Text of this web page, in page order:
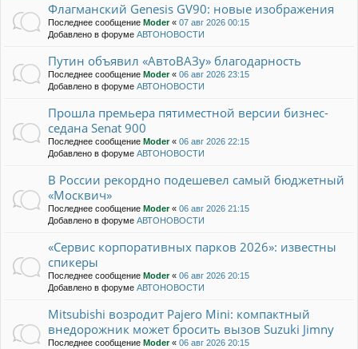
Флагманский Genesis GV90: новые изображения
Последнее сообщение Moder« 07 авг 2026 00:15
Добавлено в форуме АВТОНОВОСТИ
Путин объявил «АвтоВАЗу» благодарность
Последнее сообщение Moder« 06 авг 2026 23:15
Добавлено в форуме АВТОНОВОСТИ
Прошла премьера пятиместной версии бизнес-
седана Senat 900
Последнее сообщение Moder« 06 авг 2026 22:15
Добавлено в форуме АВТОНОВОСТИ
В России рекордно подешевел самый бюджетный
«Москвич»
Последнее сообщение Moder« 06 авг 2026 21:15
Добавлено в форуме АВТОНОВОСТИ
«Сервис корпоративных парков 2026»: известны
спикеры
Последнее сообщение Moder« 06 авг 2026 20:15
Добавлено в форуме АВТОНОВОСТИ
Mitsubishi возродит Pajero Mini: компактный
внедорожник может бросить вызов Suzuki Jimny
Последнее сообщение Moder« 06 авг 2026 20:15